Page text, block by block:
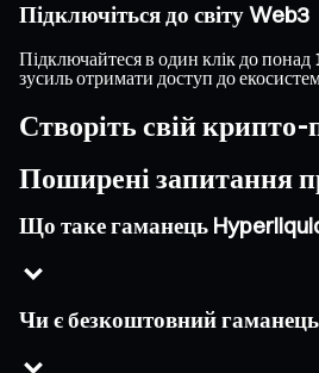
Підключіться до світу Web3
Підключайтеся в один клік до
зусиль отримати доступ до
Створіть свій
Поширені запитання
Що таке гаманець
Чи є безкоштовний